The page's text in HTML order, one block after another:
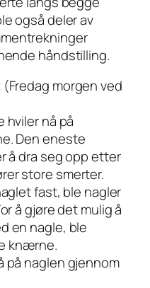
også deler av
håndstilling.
(Fredag morgen ved
hviler nå på
Den eneste
å dra seg opp etter
store smerter.
fast, ble nagler
å gjøre det mulig å
en nagle, ble
knærne.
på naglen gjennom